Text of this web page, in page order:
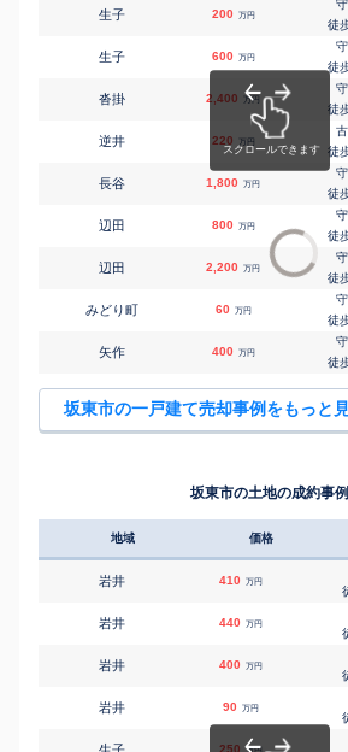
生子 200 万円
徒
生子 600 万円
徒
沓掛 2,400 万円
徒
逆井 220 万円
徒
長谷 1,800 万円
徒
辺田 800 万円
徒
辺田 2,200 万円
徒
みどり町 60 万円
徒
矢作 400 万円
徒
坂東市の一戸建て売却事例をもっと
坂東市の土地の成約事例
地域 価格
岩井 410 万円
岩井 440 万円
岩井 400 万円
岩井 90 万円
250 万円